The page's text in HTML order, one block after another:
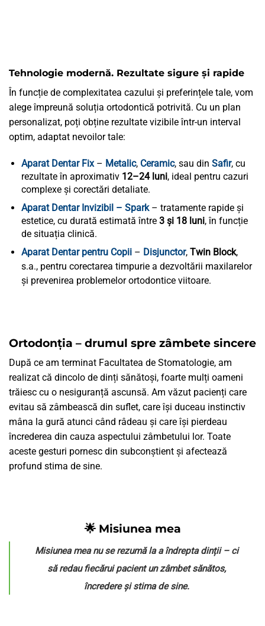
Tehnologie modernă. Rezultate sigure și rapide
În funcție de complexitatea cazului și preferințele tale, vom
alege împreună soluția ortodontică potrivită. Cu un plan
personalizat, poți obține rezultate vizibile într-un interval
optim, adaptat nevoilor tale:
Aparat Dentar Fix– Metalic, Ceramic, sau din Safir, cu
rezultate în aproximativ 12–24 luni, ideal pentru cazuri
complexe și corectări detaliate.
Aparat Dentar Invizibil – Spark– tratamente rapide și
estetice, cu durată estimată între 3 și 18 luni, în funcție
de situația clinică.
Aparat Dentar pentru Copii – Disjunctor, Twin Block,
s.a., pentru corectarea timpurie a dezvoltării maxilarelor
și prevenirea problemelor ortodontice viitoare.
Ortodonția – drumul spre zâmbete sincere
După ce am terminat Facultatea de Stomatologie, am
realizat că dincolo de dinți sănătoși, foarte mulți oameni
trăiesc cu o nesiguranță ascunsă. Am văzut pacienți care
evitau să zâmbească din suflet, care își duceau instinctiv
mâna la gură atunci când râdeau și care își pierdeau
încrederea din cauza aspectului zâmbetului lor. Toate
aceste gesturi pornesc din subconștient și afectează
profund stima de sine.
🌟 Misiunea mea
Misiunea mea nu se rezumă la a îndrepta dinții – ci
să redau fiecărui pacient un zâmbet sănătos,
încredere și stima de sine.